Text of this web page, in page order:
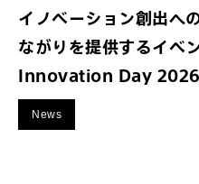
イノベーション創出へ
ながりを提供するイ
Innovation Day 2026
News
法人お問い合わせ
FAQ&個人お問い合わせは以
FAQ & 個人お問い合わせ